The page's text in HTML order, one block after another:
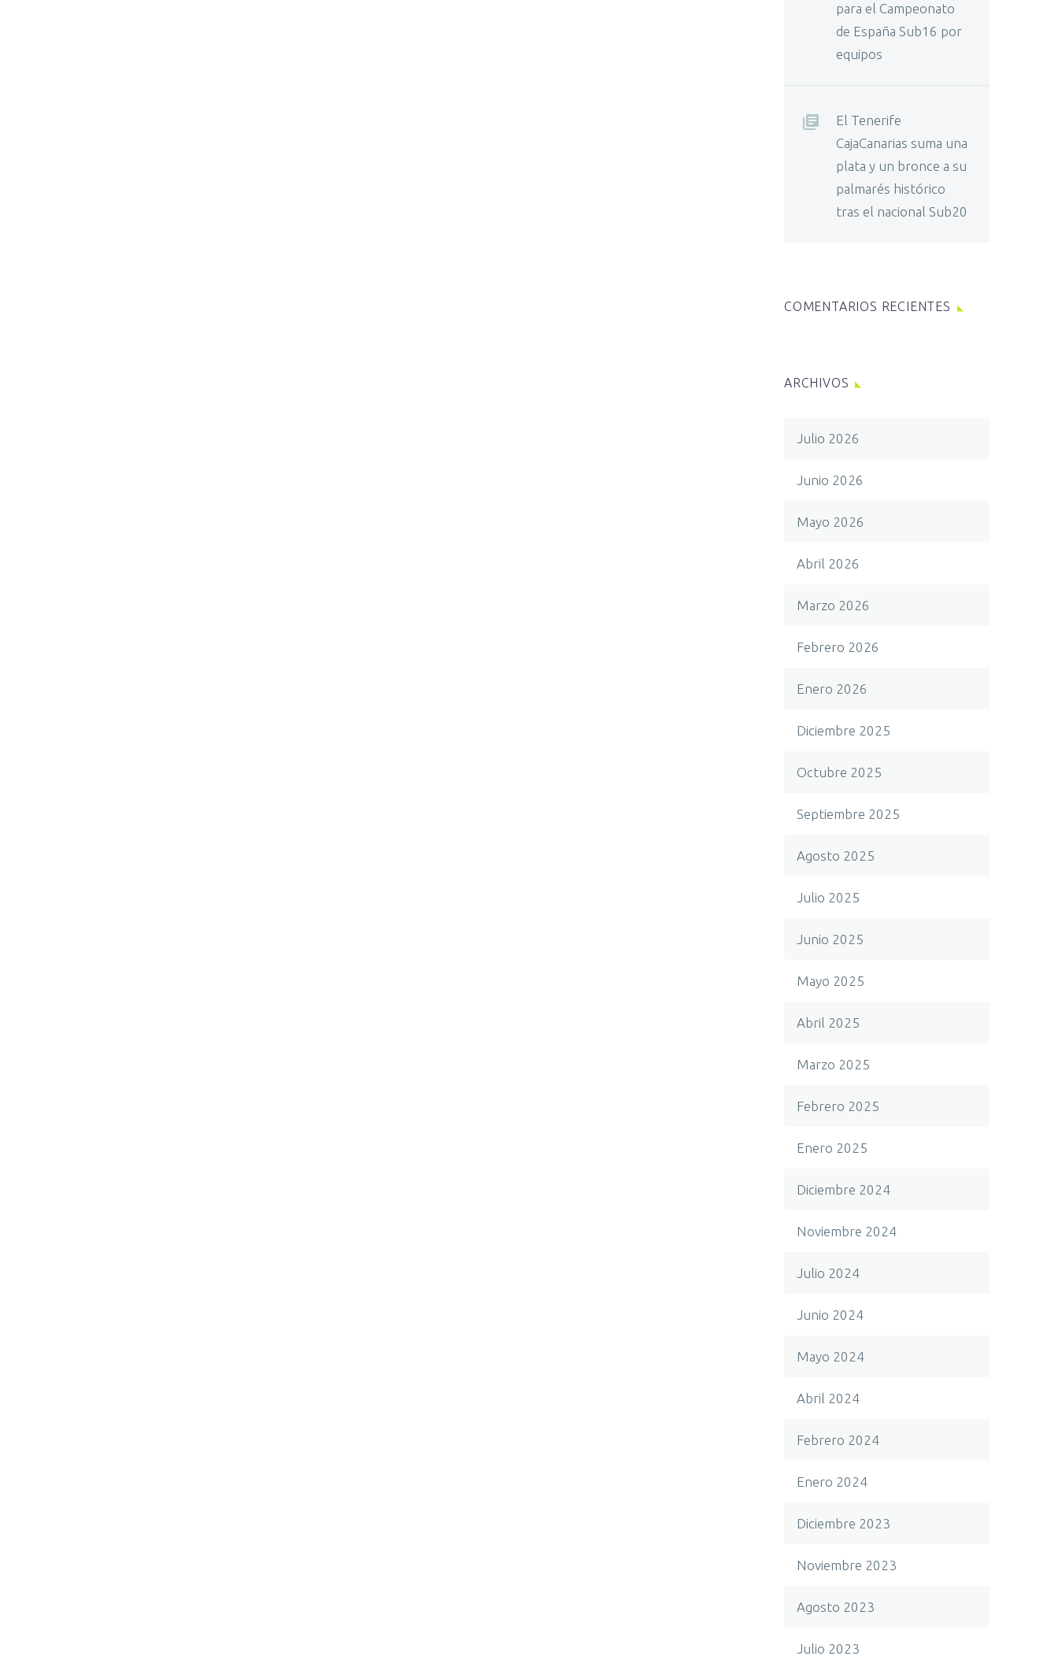
para el Campeonato
de España Sub16 por
equipos
El Tenerife
CajaCanarias suma una
plata y un bronce a su
palmarés histórico
tras el nacional Sub20
COMENTARIOS RECIENTES
ARCHIVOS
Julio 2026
Junio 2026
Mayo 2026
Abril 2026
Marzo 2026
Febrero 2026
Enero 2026
Diciembre 2025
Octubre 2025
Septiembre 2025
Agosto 2025
Julio 2025
Junio 2025
Mayo 2025
Abril 2025
Marzo 2025
Febrero 2025
Enero 2025
Diciembre 2024
Noviembre 2024
Julio 2024
Junio 2024
Mayo 2024
Abril 2024
Febrero 2024
Enero 2024
Diciembre 2023
Noviembre 2023
Agosto 2023
Julio 2023